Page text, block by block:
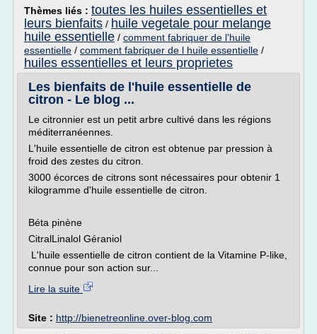
Thèmes liés : toutes les huiles essentielles et
leurs bienfaits / huile vegetale pour melange
huile essentielle / comment fabriquer de l'huile
essentielle / comment fabriquer de l huile essentielle /
huiles essentielles et leurs proprietes
Les bienfaits de l'huile essentielle de
citron - Le blog ...
Le citronnier est un petit arbre cultivé dans les régions
méditerranéennes.
L'huile essentielle de citron est obtenue par pression à
froid des zestes du citron.
3000 écorces de citrons sont nécessaires pour obtenir 1
kilogramme d'huile essentielle de citron.
Béta pinène
CitralLinalol Géraniol
L'huile essentielle de citron contient de la Vitamine P-like,
connue pour son action sur...
Lire la suite
Site : http://bienetreonline.over-blog.com